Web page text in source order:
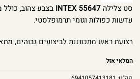
סט צלילה INTEX 55647 בצבע צהוב,
עדשות כפולות וגומי תרמופלסטי.
רצועת ראש מתכווננת לביצועים גבוהים,
המלאי אזל